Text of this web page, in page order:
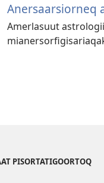
Anersaarsiorneq
Amerlasuut
PISORTATIGOORTOQ